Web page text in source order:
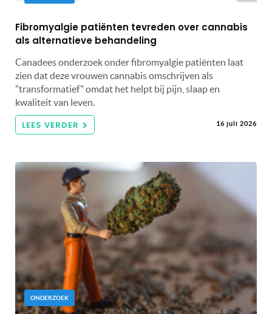
Fibromyalgie patiënten tevreden over cannabis
als alternatieve behandeling
Canadees onderzoek onder fibromyalgie patiënten laat
zien dat deze vrouwen cannabis omschrijven als
"transformatief" omdat het helpt bij pijn, slaap en
kwaliteit van leven.
LEES VERDER 16 juli 2026
ONDERZOEK